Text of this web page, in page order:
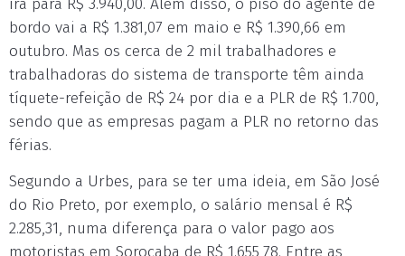
irá para R$ 3.940,00. Além disso, o piso do agente de
bordo vai a R$ 1.381,07 em maio e R$ 1.390,66 em
outubro. Mas os cerca de 2 mil trabalhadores e
trabalhadoras do sistema de transporte têm ainda
tíquete-refeição de R$ 24 por dia e a PLR de R$ 1.700,
sendo que as empresas pagam a PLR no retorno das
férias.
Segundo a Urbes, para se ter uma ideia, em São José
do Rio Preto, por exemplo, o salário mensal é R$
2.285,31, numa diferença para o valor pago aos
motoristas em Sorocaba de R$ 1.655,78. Entre as